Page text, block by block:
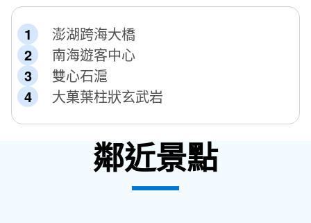
澎湖跨海大橋
南海遊客中心
雙心石滬
大菓葉柱狀玄武岩
鄰近景點